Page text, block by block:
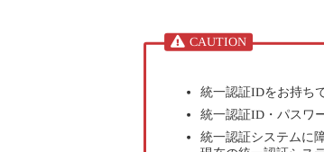
CAUTION
統一認証IDをお持ち
統一認証ID・パスワ
統一認証システムに